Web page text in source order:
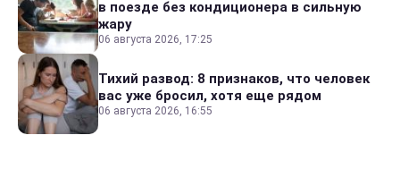
в поезде без кондиционера в сильную
жару
06 августа 2026, 17:25
Тихий развод: 8 признаков, что человек
вас уже бросил, хотя еще рядом
06 августа 2026, 16:55